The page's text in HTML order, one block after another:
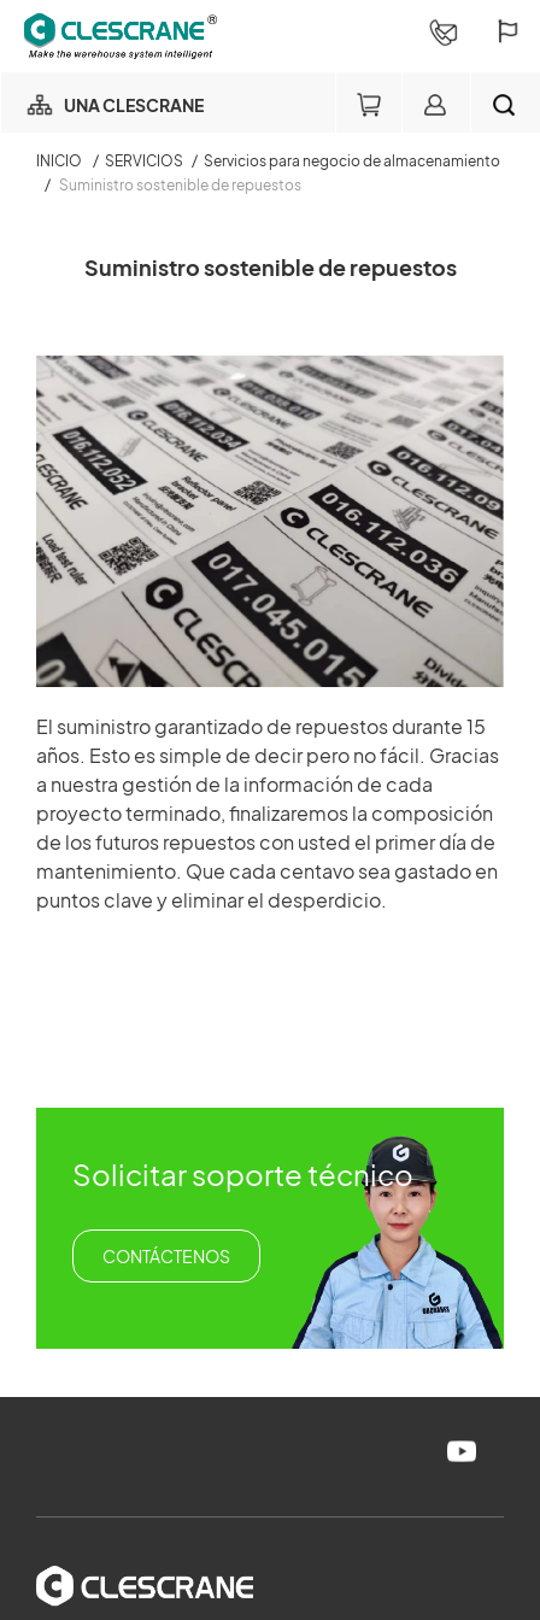
UNA CLESCRANE
Consulta de pedido
Login
Miembro de repuestos
Acceso
×
×
NUESTRO NEGOCIO
SERVICIOS
SOBRE NOSOTROS
HISTORIAS DE CLIENTES
SALA DE NOTICIAS
VIDEO
ARTÍCULOS TÉCNICOS
CARRERA
CONTÁCTENOS
INICIO / SERVICIOS / Servicios para negocio de almacenamiento
/ Suministro sostenible de repuestos
Suministro sostenible de repuestos
El suministro garantizado de repuestos durante 15
años. Esto es simple de decir pero no fácil. Gracias
a nuestra gestión de la información de cada
proyecto terminado, finalizaremos la composición
de los futuros repuestos con usted el primer día de
mantenimiento. Que cada centavo sea gastado en
puntos clave y eliminar el desperdicio.
Solicitar soporte técnico
CONTÁCTENOS